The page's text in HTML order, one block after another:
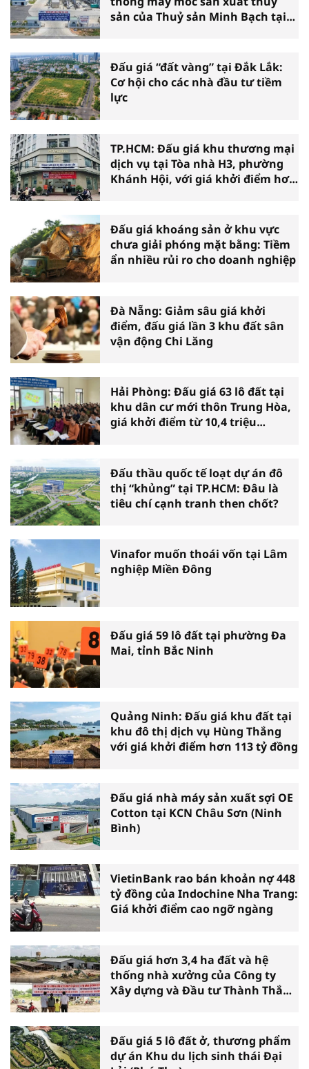
sản của Thuỷ sản Minh Bạch tại
Đấu giá “đất vàng” tại Đắk Lắk:
Cơ hội cho các nhà đầu tư tiềm
lực
TP.HCM: Đấu giá khu thương mại
dịch vụ tại Tòa nhà H3, phường
Khánh Hội, với giá khởi điểm hơn
Đấu giá khoáng sản ở khu vực
chưa giải phóng mặt bằng: Tiềm
ẩn nhiều rủi ro cho doanh nghiệp
Đà Nẵng: Giảm sâu giá khởi
điểm, đấu giá lần 3 khu đất sân
vận động Chi Lăng
Hải Phòng: Đấu giá 63 lô đất tại
khu dân cư mới thôn Trung Hòa,
giá khởi điểm từ 10,4 triệu
Đấu thầu quốc tế loạt dự án đô
thị “khủng” tại TP.HCM: Đâu là
tiêu chí cạnh tranh then chốt?
Vinafor muốn thoái vốn tại Lâm
nghiệp Miền Đông
Đấu giá 59 lô đất tại phường Đa
Mai, tỉnh Bắc Ninh
Quảng Ninh: Đấu giá khu đất tại
khu đô thị dịch vụ Hùng Thắng
với giá khởi điểm hơn 113 tỷ đồng
Đấu giá nhà máy sản xuất sợi OE
Cotton tại KCN Châu Sơn (Ninh
Bình)
VietinBank rao bán khoản nợ 448
tỷ đồng của Indochine Nha Trang:
Giá khởi điểm cao ngỡ ngàng
Đấu giá hơn 3,4 ha đất và hệ
thống nhà xưởng của Công ty
Xây dựng và Đầu tư Thành Thắng
Đấu giá 5 lô đất ở, thương phẩm
dự án Khu du lịch sinh thái Đại